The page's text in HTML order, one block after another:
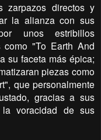
zarpazos directos y
la alianza con sus
unos estribillos
como "To Earth And
su faceta más épica;
piezas como
que personalmente
gracias a sus
voracidad de sus